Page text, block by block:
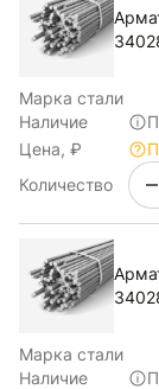
Марка стали
Наличие
Цена, ₽
Количество
Марка стали
Наличие